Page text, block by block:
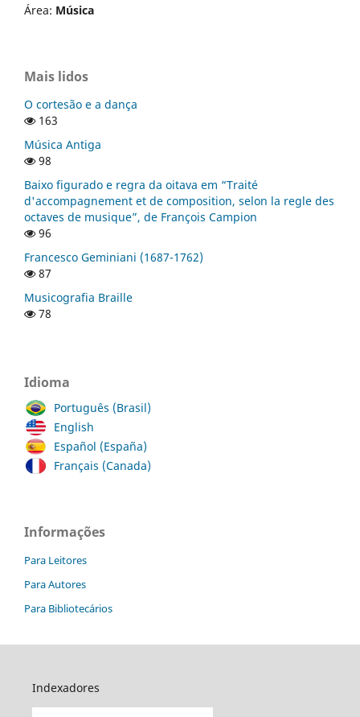
Área: Música
Mais lidos
O cortesão e a dança
163
Música Antiga
98
Baixo figurado e regra da oitava em “Traité
d'accompagnement et de composition, selon la regle des
octaves de musique”, de François Campion
96
Francesco Geminiani (1687-1762)
87
Musicografia Braille
78
Idioma
Português (Brasil)
English
Español (España)
Français (Canada)
Informações
Para Leitores
Para Autores
Para Bibliotecários
Indexadores